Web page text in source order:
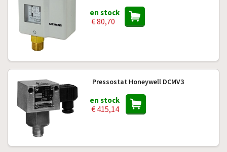
en stock
€ 80,70
Pressostat Honeywell DCMV3
en stock
€ 415,14